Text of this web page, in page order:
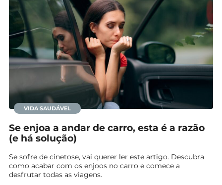
VIDA SAUDÁVEL
Se enjoa a andar de carro, esta é a razão
(e há solução)
Se sofre de cinetose, vai querer ler este artigo. Descubra
como acabar com os enjoos no carro e comece a
desfrutar todas as viagens.